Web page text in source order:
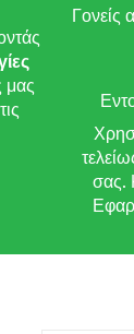
μας
Γονείς
σας.